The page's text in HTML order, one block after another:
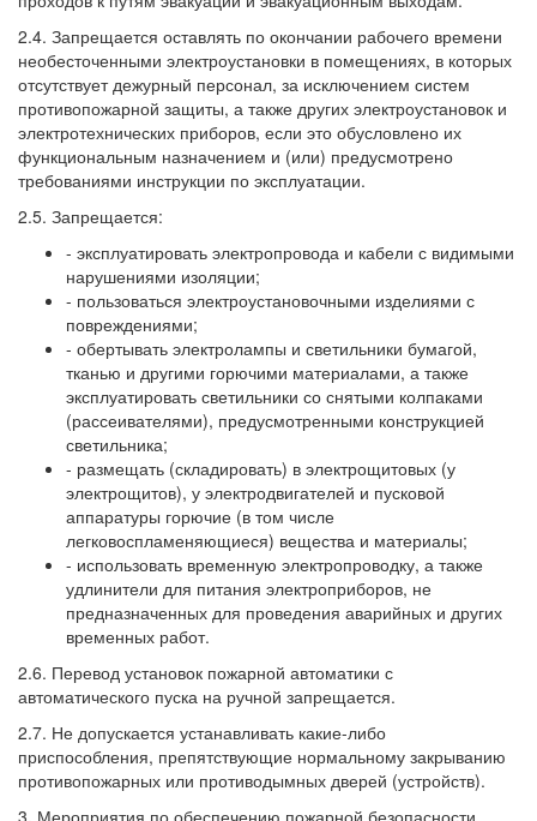
2.4. Запрещается оставлять по окончании рабочего времени
необесточенными электроустановки в помещениях, в которых
отсутствует дежурный персонал, за исключением систем
противопожарной защиты, а также других электроустановок и
электротехнических приборов, если это обусловлено их
функциональным назначением и (или) предусмотрено
требованиями инструкции по эксплуатации.
2.5. Запрещается:
- эксплуатировать электропровода и кабели с видимыми
нарушениями изоляции;
- пользоваться электроустановочными изделиями с
повреждениями;
- обертывать электролампы и светильники бумагой,
тканью и другими горючими материалами, а также
эксплуатировать светильники со снятыми колпаками
(рассеивателями), предусмотренными конструкцией
светильника;
- размещать (складировать) в электрощитовых (у
электрощитов), у электродвигателей и пусковой
аппаратуры горючие (в том числе
легковоспламеняющиеся) вещества и материалы;
- использовать временную электропроводку, а также
удлинители для питания электроприборов, не
предназначенных для проведения аварийных и других
временных работ.
2.6. Перевод установок пожарной автоматики с
автоматического пуска на ручной запрещается.
2.7. Не допускается устанавливать какие-либо
приспособления, препятствующие нормальному закрыванию
противопожарных или противодымных дверей (устройств).